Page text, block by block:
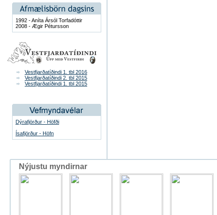
1992 - Aníta Ársól Torfadóttir
2008 - Ægir Pétursson
Vestfjarðatíðindi 1. tbl 2016
Vestfjarðatíðindi 2. tbl 2015
Vestfjarðatíðindi 1. tbl 2015
Dýrafjörður - Höfði
Ísafjörður - Höfn
Nýjustu myndirnar